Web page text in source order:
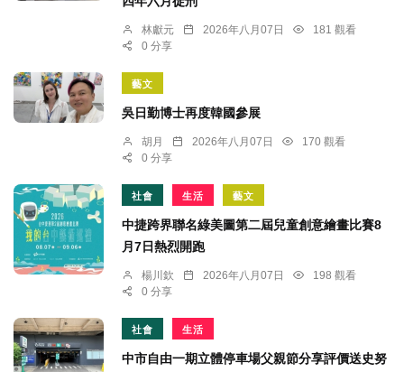
林獻元 2026年八月07日
181 觀看
0 分享
藝文
吳日勤博士再度韓國參展
胡月 2026年八月07日
170 觀看
0 分享
社會 生活 藝文
中捷跨界聯名綠美圖第二屆兒童創意繪畫比賽8
月7日熱烈開跑
楊川欽 2026年八月07日
198 觀看
0 分享
社會 生活
中市自由一期立體停車場父親節分享評價送史努